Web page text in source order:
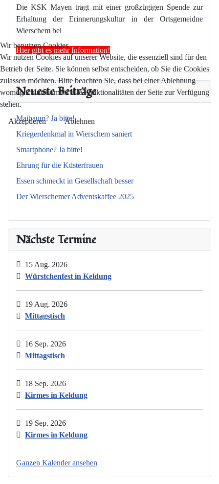
Die KSK Mayen trägt mit einer großzügigen Spende zur
Erhaltung der Erinnerungskultur in der Ortsgemeidne
Wierschem bei
Hier gibt es mehr Information!
Neueste Beiträge
Maibaum? Ja bitte!
Kriegerdenkmal in Wierschem saniert
Smartphone? Ja bitte!
Ehrung für die Küsterfrauen
Essen schmeckt in Gesellschaft besser
Der Wierschemer Adventskaffee 2025
Nächste Termine
15 Aug. 2026
Würstchenfest in Keldung
19 Aug. 2026
Mittagstisch
16 Sep. 2026
Mittagstisch
18 Sep. 2026
Kirmes in Keldung
19 Sep. 2026
Kirmes in Keldung
Ganzen Kalender ansehen
Wir benutzen Cookies
Wir nutzen Cookies auf unserer Website, die essenziell sind für den
Betrieb der Seite. Sie können selbst entscheiden, ob Sie die Cookies
zulassen möchten. Bitte beachten Sie, dass bei einer Ablehnung
womöglich nicht mehr alle Funktionalitäten der Seite zur Verfügung
stehen.
Akzeptieren Ablehnen